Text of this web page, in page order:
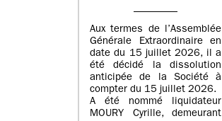
Aux termes de l’Assemblée
Générale Extraordinaire en
date du 15 juillet 2026, il a
été décidé la dissolution
anticipée de la Société à
compter du 15 juillet 2026.
A été nommé liquidateur
MOURY Cyrille, demeurant